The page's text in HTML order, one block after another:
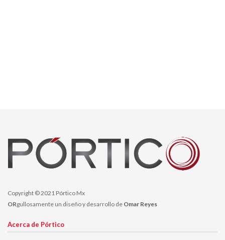
Copyright © 2021 Pórtico Mx
ORgullosamente un diseño y desarrollo de Omar Reyes
Acerca de Pórtico